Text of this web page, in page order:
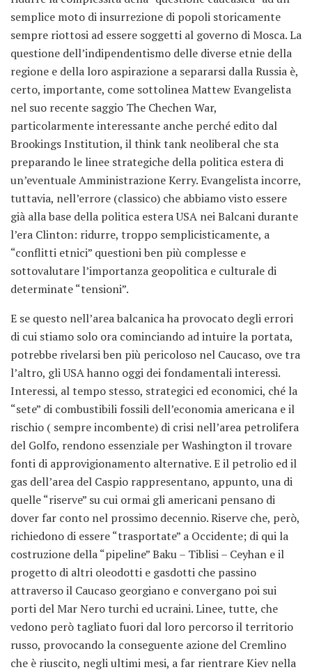
semplice moto di insurrezione di popoli storicamente
sempre riottosi ad essere soggetti al governo di Mosca. La
questione dell’indipendentismo delle diverse etnie della
regione e della loro aspirazione a separarsi dalla Russia è,
certo, importante, come sottolinea Mattew Evangelista
nel suo recente saggio The Chechen War,
particolarmente interessante anche perché edito dal
Brookings Institution, il think tank neoliberal che sta
preparando le linee strategiche della politica estera di
un’eventuale Amministrazione Kerry. Evangelista incorre,
tuttavia, nell’errore (classico) che abbiamo visto essere
già alla base della politica estera USA nei Balcani durante
l’era Clinton: ridurre, troppo semplicisticamente, a
“conflitti etnici” questioni ben più complesse e
sottovalutare l’importanza geopolitica e culturale di
determinate “tensioni”.
E se questo nell’area balcanica ha provocato degli errori
di cui stiamo solo ora cominciando ad intuire la portata,
potrebbe rivelarsi ben più pericoloso nel Caucaso, ove tra
l’altro, gli USA hanno oggi dei fondamentali interessi.
Interessi, al tempo stesso, strategici ed economici, ché la
“sete” di combustibili fossili dell’economia americana e il
rischio ( sempre incombente) di crisi nell’area petrolifera
del Golfo, rendono essenziale per Washington il trovare
fonti di approvigionamento alternative. E il petrolio ed il
gas dell’area del Caspio rappresentano, appunto, una di
quelle “riserve” su cui ormai gli americani pensano di
dover far conto nel prossimo decennio. Riserve che, però,
richiedono di essere “trasportate” a Occidente; di qui la
costruzione della “pipeline” Baku – Tiblisi – Ceyhan e il
progetto di altri oleodotti e gasdotti che passino
attraverso il Caucaso georgiano e convergano poi sui
porti del Mar Nero turchi ed ucraini. Linee, tutte, che
vedono però tagliato fuori dal loro percorso il territorio
russo, provocando la conseguente azione del Cremlino
che è riuscito, negli ultimi mesi, a far rientrare Kiev nella